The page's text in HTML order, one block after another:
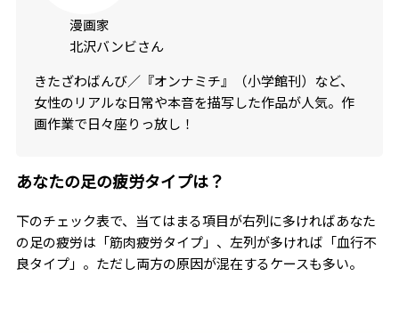
漫画家
北沢バンビさん
きたざわばんび／『オンナミチ』（小学館刊）など、
女性のリアルな日常や本音を描写した作品が人気。作
画作業で日々座りっ放し！
あなたの足の疲労タイプは？
下のチェック表で、当てはまる項目が右列に多ければあなた
の足の疲労は「筋肉疲労タイプ」、左列が多ければ「血行不
良タイプ」。ただし両方の原因が混在するケースも多い。